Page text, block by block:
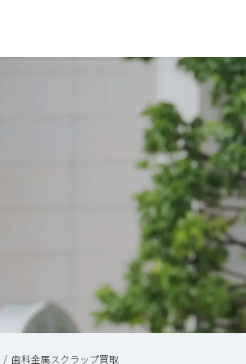
歯科金属スクラップ買取